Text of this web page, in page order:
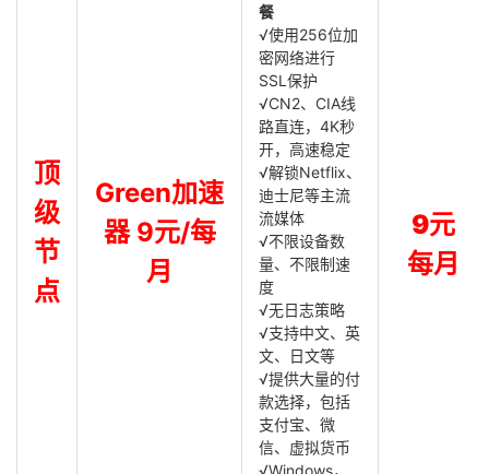
顶
级
节
点
Green加速
器 9元/每
月
餐
√使用256位加
密网络进行
SSL保护
√CN2、CIA线
路直连，4K秒
开，高速稳定
√解锁Netflix、
迪士尼等主流
流媒体
√不限设备数
量、不限制速
度
√无日志策略
√支持中文、英
文、日文等
√提供大量的付
款选择，包括
支付宝、微
信、虚拟货币
√Windows，
9元
每月